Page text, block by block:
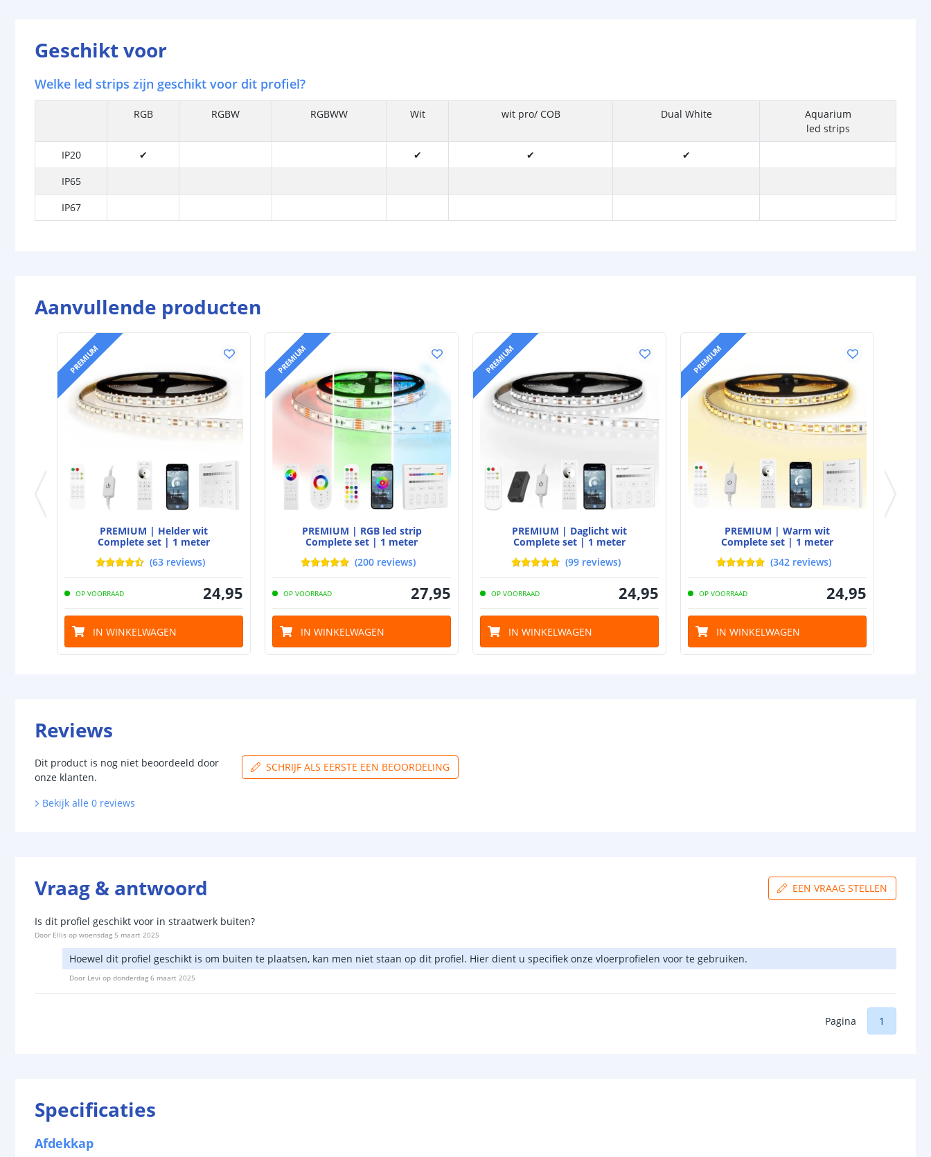
Geschikt voor
Welke led strips zijn geschikt voor dit profiel?
RGB RGBW RGBWW Wit wit pro/ COB Dual White
Aquarium
led strips
IP20
✔ ✔ ✔
✔
IP65
IP67
Aanvullende producten
PREMIUM
PREMIUM | Helder wit
Complete set | 1 meter
(63 reviews)
OP VOORRAAD 24,95
IN WINKELWAGEN
PREMIUM
PREMIUM | RGB led strip
Complete set | 1 meter
(200 reviews)
OP VOORRAAD 27,95
IN WINKELWAGEN
PREMIUM
PREMIUM | Daglicht wit
Complete set | 1 meter
(99 reviews)
OP VOORRAAD 24,95
IN WINKELWAGEN
PREMIUM
PREMIUM | Warm wit
Complete set | 1 meter
(342 reviews)
OP VOORRAAD 24,95
IN WINKELWAGEN
Reviews
Dit product is nog niet beoordeeld door
onze klanten.
SCHRIJF ALS EERSTE EEN BEOORDELING
Bekijk alle 0 reviews
Vraag & antwoord EEN VRAAG STELLEN
Is dit profiel geschikt voor in straatwerk buiten?
Door Ellis op woensdag 5 maart 2025
Hoewel dit profiel geschikt is om buiten te plaatsen, kan men niet staan op dit profiel. Hier dient u specifiek onze vloerprofielen voor te gebruiken.
Door Levi op donderdag 6 maart 2025
Pagina 1
Specificaties
Afdekkap